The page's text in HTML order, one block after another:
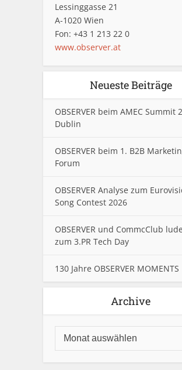
Lessinggasse 21
A-1020 Wien
Fon: +43 1 213 22 0
www.observer.at
Neueste Beiträge
OBSERVER beim AMEC Summit
Dublin
OBSERVER beim 1. B2B
Forum
OBSERVER Analyse zum
Song Contest 2026
OBSERVER und CommcClub
zum 3.PR Tech Day
130 Jahre OBSERVER MOMENTS
Archive